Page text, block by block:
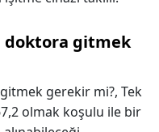
doktora gitmek
gerekir mi?, Tek
olmak koşulu ile bir